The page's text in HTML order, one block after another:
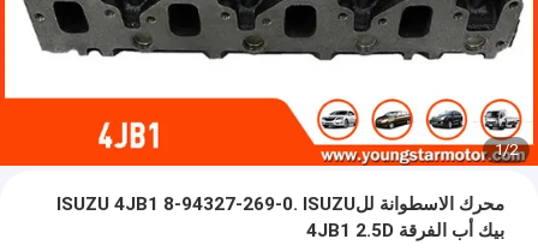
1/2
محرك الاسطوانة للISUZU 4JB1 8-94327-269-0. ISUZU
بيك أب الفرقة 4JB1 2.5D